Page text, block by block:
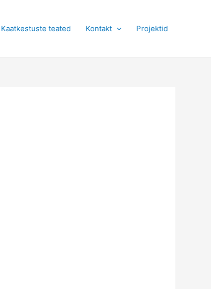
Kaatkestuste teated Kontakt Projektid